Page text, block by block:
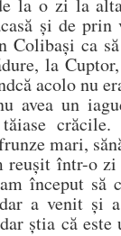
la o zi la
și de prin
Colibași ca
la
acolo nu
avea un
crăcile.
mari,
reușit într-o
început să
a venit și
știa că